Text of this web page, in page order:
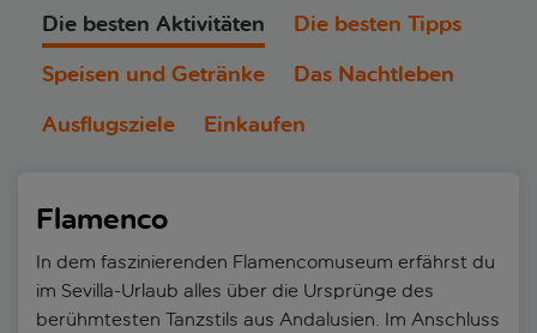
vielseitigen Gastroszene, der farbenfrohen Märkte und
Kunsthandwerksläden oder der historischen Sehenswürdigkeiten
hier bist.
Die besten Aktivitäten
Die besten Tipps
Speisen und Getränke
Das Nachtleben
Ausflugsziele
Einkaufen
Flamenco
In dem faszinierenden Flamencomuseum erfährst du
im Sevilla-Urlaub alles über die Ursprünge des
berühmtesten Tanzstils aus Andalusien. Im Anschluss